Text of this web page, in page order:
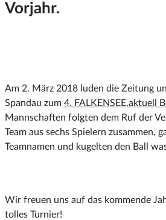
Vorjahr.
Am 2. März 2018 luden die Zeitung
Spandau zum 4. FALKENSEE.aktuell
Mannschaften folgten dem Ruf der
Team aus sechs Spielern zusammen,
Teamnamen und kugelten den Ball
Wir freuen uns auf das kommende
tolles Turnier!